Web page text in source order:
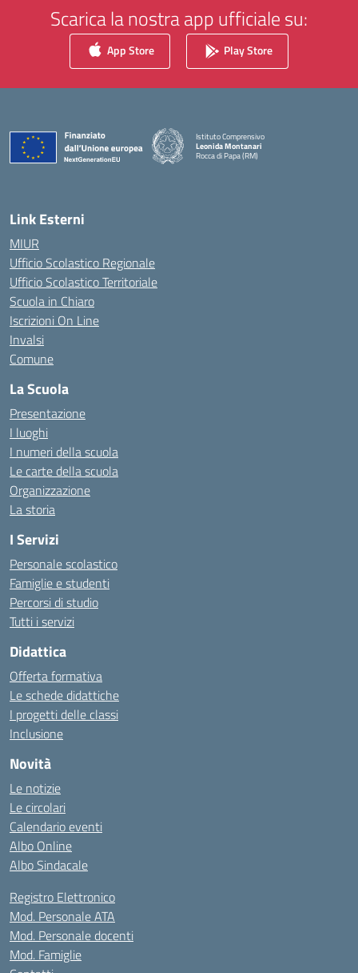
Scarica la nostra app ufficiale su:
App Store Play Store
Istituto Comprensivo
Leonida Montanari
Rocca di Papa (RM)
— Visita la pagina iniziale della scuola
Link Esterni
MIUR
Ufficio Scolastico Regionale
Ufficio Scolastico Territoriale
Scuola in Chiaro
Iscrizioni On Line
Invalsi
Comune
La Scuola
Presentazione
I luoghi
I numeri della scuola
Le carte della scuola
Organizzazione
La storia
I Servizi
Personale scolastico
Famiglie e studenti
Percorsi di studio
Tutti i servizi
Didattica
Offerta formativa
Le schede didattiche
I progetti delle classi
Inclusione
Novità
Le notizie
Le circolari
Calendario eventi
Albo Online
Albo Sindacale
Registro Elettronico
Mod. Personale ATA
Mod. Personale docenti
Mod. Famiglie